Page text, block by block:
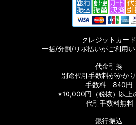
クレジットカード
一括/分割/リボ払いがご利用い
代金引換
別途代引手数料がかかり
手数料 840円
※10,000円（税抜）以上
代引手数料無料
銀行振込